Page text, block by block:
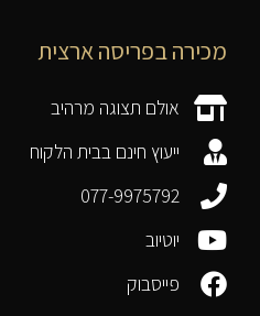
מכירה בפריסה ארצית
אולם תצוגה מרהיב
ייעוץ חינם בבית הלקוח
077-9975792
יוטיוב
פייסבוק